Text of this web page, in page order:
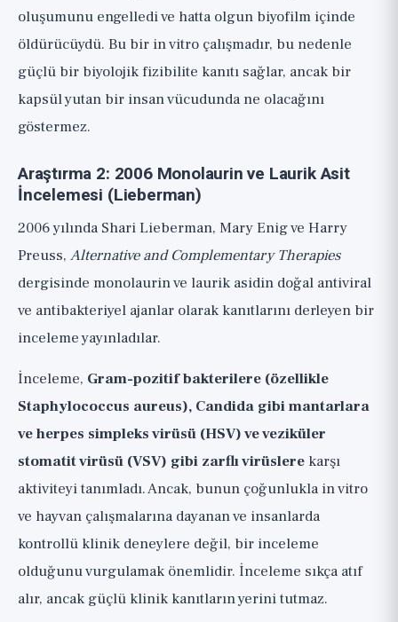
oluşumunu engelledi ve hatta olgun biyofilm içinde
öldürücüydü. Bu bir in vitro çalışmadır, bu nedenle
güçlü bir biyolojik fizibilite kanıtı sağlar, ancak bir
kapsül yutan bir insan vücudunda ne olacağını
göstermez.
Araştırma 2: 2006 Monolaurin ve Laurik Asit
İncelemesi (Lieberman)
2006 yılında Shari Lieberman, Mary Enig ve Harry
Preuss, Alternative and Complementary Therapies
dergisinde monolaurin ve laurik asidin doğal antiviral
ve antibakteriyel ajanlar olarak kanıtlarını derleyen bir
inceleme yayınladılar.
İnceleme, Gram-pozitif bakterilere (özellikle
Staphylococcus aureus), Candida gibi mantarlara
ve herpes simpleks virüsü (HSV) ve veziküler
stomatit virüsü (VSV) gibi zarflı virüslere karşı
aktiviteyi tanımladı. Ancak, bunun çoğunlukla in vitro
ve hayvan çalışmalarına dayanan ve insanlarda
kontrollü klinik deneylere değil, bir inceleme
olduğunu vurgulamak önemlidir. İnceleme sıkça atıf
alır, ancak güçlü klinik kanıtların yerini tutmaz.